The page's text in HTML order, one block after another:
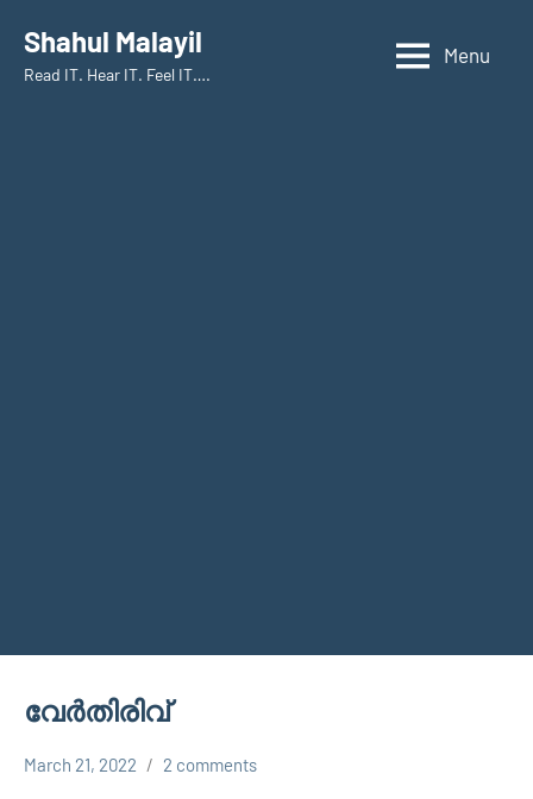
content
Shahul Malayil
Read IT. Hear IT. Feel IT….
Menu
വേർതിരിവ്
March 21, 2022 2 comments